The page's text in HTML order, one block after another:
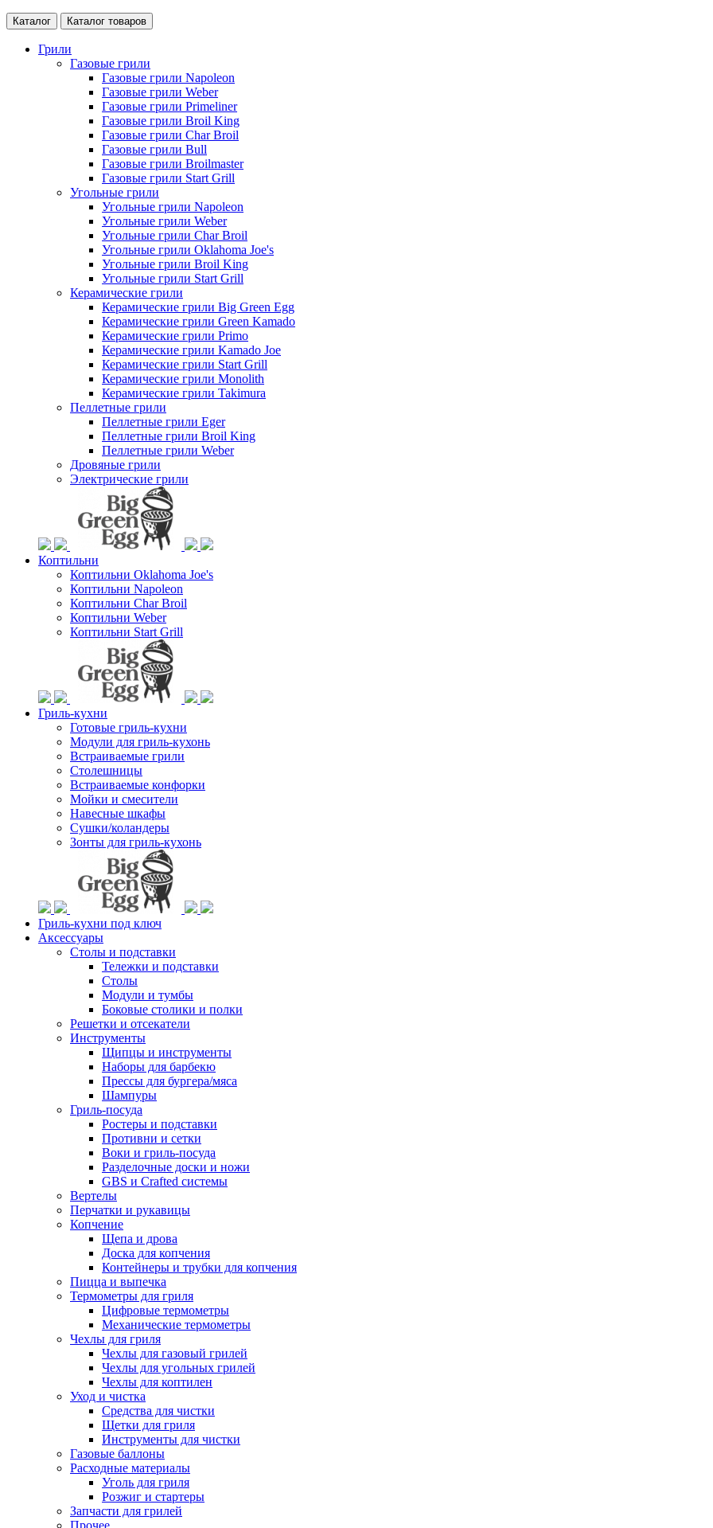
Каталог Каталог товаров
Грили
Газовые грили
Газовые грили Napoleon
Газовые грили Weber
Газовые грили Primeliner
Газовые грили Broil King
Газовые грили Char Broil
Газовые грили Bull
Газовые грили Broilmaster
Газовые грили Start Grill
Угольные грили
Угольные грили Napoleon
Угольные грили Weber
Угольные грили Char Broil
Угольные грили Oklahoma Joe's
Угольные грили Broil King
Угольные грили Start Grill
Керамические грили
Керамические грили Big Green Egg
Керамические грили Green Kamado
Керамические грили Primo
Керамические грили Kamado Joe
Керамические грили Start Grill
Керамические грили Monolith
Керамические грили Takimura
Пеллетные грили
Пеллетные грили Eger
Пеллетные грили Broil King
Пеллетные грили Weber
Дровяные грили
Электрические грили
Коптильни
Коптильни Oklahoma Joe's
Коптильни Napoleon
Коптильни Char Broil
Коптильни Weber
Коптильни Start Grill
Гриль-кухни
Готовые гриль-кухни
Модули для гриль-кухонь
Встраиваемые грили
Столешницы
Встраиваемые конфорки
Мойки и смесители
Навесные шкафы
Сушки/коландеры
Зонты для гриль-кухонь
Гриль-кухни под ключ
Аксессуары
Столы и подставки
Тележки и подставки
Столы
Модули и тумбы
Боковые столики и полки
Решетки и отсекатели
Инструменты
Щипцы и инструменты
Наборы для барбекю
Прессы для бургера/мяса
Шампуры
Гриль-посуда
Ростеры и подставки
Противни и сетки
Воки и гриль-посуда
Разделочные доски и ножи
GBS и Crafted системы
Вертелы
Перчатки и рукавицы
Копчение
Щепа и дрова
Доска для копчения
Контейнеры и трубки для копчения
Пицца и выпечка
Термометры для гриля
Цифровые термометры
Механические термометры
Чехлы для гриля
Чехлы для газовый грилей
Чехлы для угольных грилей
Чехлы для коптилен
Уход и чистка
Средства для чистки
Щетки для гриля
Инструменты для чистки
Газовые баллоны
Расходные материалы
Уголь для гриля
Розжиг и стартеры
Запчасти для грилей
Прочее